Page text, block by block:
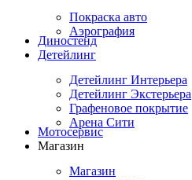
Покраска авто
Аэрография
Диностенд
Детейлинг
Детейлинг Интерьера
Детейлинг Экстерьера
Графеновое покрытие
Арена Сити
Мотосервис
Магазин
Магазин